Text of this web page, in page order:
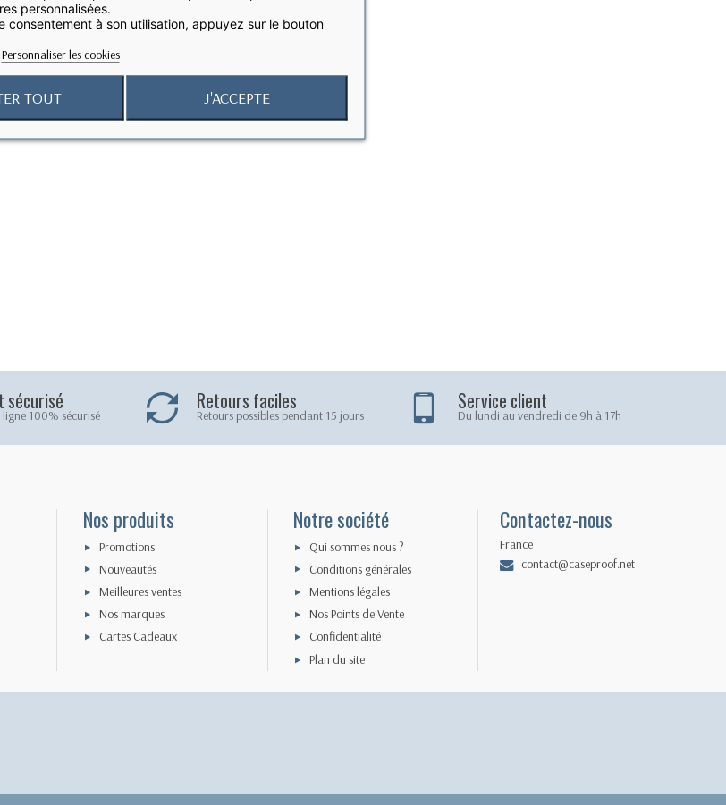
sécurisé
ligne 100% sécurisé
Retours faciles
Retours possibles pendant 15 jours
Service client
Du lundi au vendredi de 9h à 17h
Nos produits
Promotions
Nouveautés
Meilleures ventes
Nos marques
Cartes Cadeaux
Notre société
Qui sommes nous ?
Conditions générales
Mentions légales
Nos Points de Vente
Confidentialité
Plan du site
Contactez-nous
France
contact@caseproof.net
personnalisées.
consentement à son utilisation, appuyez sur le bouton
Personnaliser les cookies
TOUT J'ACCEPTE